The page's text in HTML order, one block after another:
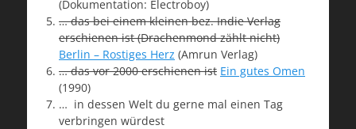
(Dokumentation: Electroboy)
… das bei einem kleinen bez. Indie Verlag
erschienen ist (Drachenmond zählt nicht)
Berlin – Rostiges Herz (Amrun Verlag)
… das vor 2000 erschienen ist Ein gutes Omen
(1990)
… in dessen Welt du gerne mal einen Tag
verbringen würdest